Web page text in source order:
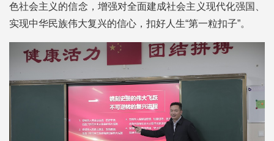
色社会主义的信念，增强对全面建成社会主义现代化强国、
实现中华民族伟大复兴的信心，扣好人生“第一粒扣子”。